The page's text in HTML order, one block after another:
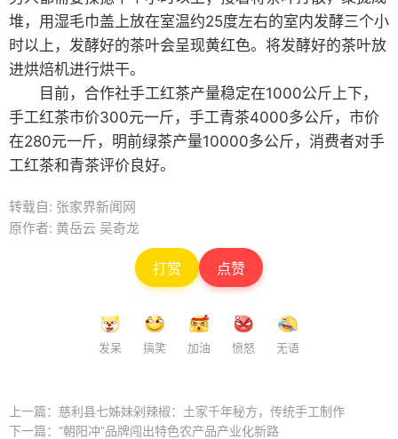
堆，用湿毛巾盖上放在室温约25度左右的室内发酵三个小
时以上，发酵好的茶叶会呈现黄红色。将发酵好的茶叶放
进烘焙机进行烘干。
目前，合作社手工红茶产量稳定在1000公斤上下，
手工红茶市价300元一斤，手工青茶4000多公斤，市价
在280元一斤，明前绿茶产量10000多公斤，消费者对手
工红茶和青茶评价良好。
转载自: 张家界新闻网
原作者: 黄岳云 吴奇龙
打赏 点赞
发呆 搞笑 加油 愤怒 无语
上一篇： 慈利县七姊妹剁辣椒：土家千年秘方，传统手工制作
下一篇： “朝阳冲”品牌闯出特色农产品产业化新路